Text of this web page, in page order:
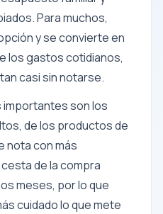
Para muchos,
y se convierte en
los gastos cotidianos,
casi sin notarse.
son los
de los productos de
nota con más
de la compra
meses, por lo que
cuidado lo que mete